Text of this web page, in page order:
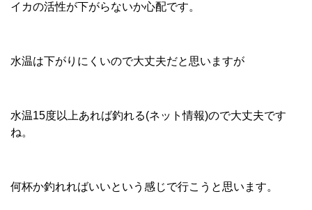
イカの活性が下がらないか心配です。
水温は下がりにくいので大丈夫だと思いますが
水温15度以上あれば釣れる(ネット情報)ので大丈夫です
ね。
何杯か釣れればいいという感じで行こうと思います。